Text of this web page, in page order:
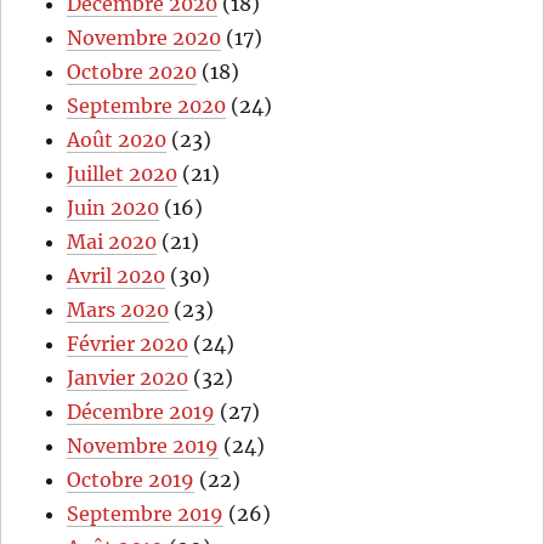
Novembre 2020 (17)
Octobre 2020 (18)
Septembre 2020 (24)
Août 2020 (23)
Juillet 2020 (21)
Juin 2020 (16)
Mai 2020 (21)
Avril 2020 (30)
Mars 2020 (23)
Février 2020 (24)
Janvier 2020 (32)
Décembre 2019 (27)
Novembre 2019 (24)
Octobre 2019 (22)
Septembre 2019 (26)